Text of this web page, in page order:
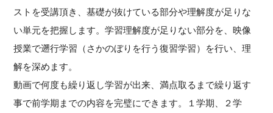
ストを受講頂き、基礎が抜けている部分や理解度が足りな
い単元を把握します。学習理解度が足りない部分を、映像
授業で遡行学習（さかのぼりを行う復習学習）を行い、理
解を深めます。
動画で何度も繰り返し学習が出来、満点取るまで繰り返す
事で前学期までの内容を完璧にできます。１学期、２学